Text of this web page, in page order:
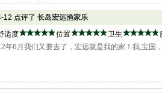
12 点评了 长岛宏远渔家乐
适度 位置 卫生
年6月我们又要去了，宏远就是我的家！我,宝国